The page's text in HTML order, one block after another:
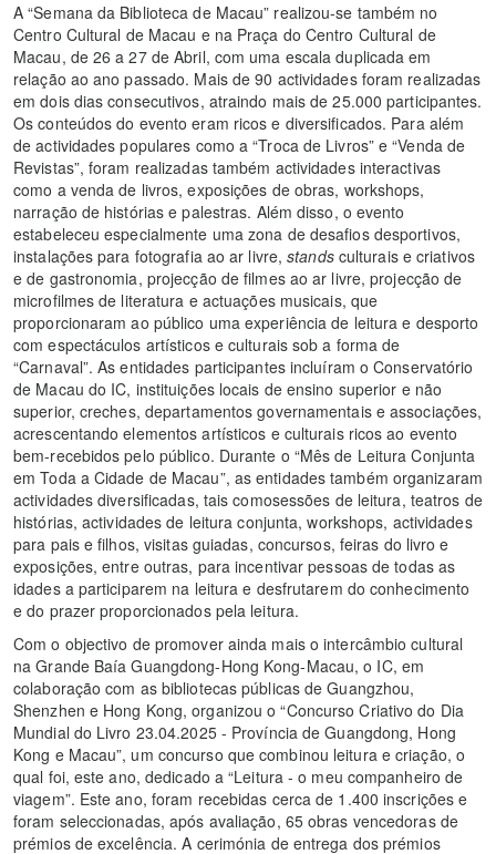
A “Semana da Biblioteca de Macau” realizou-se também no
Centro Cultural de Macau e na Praça do Centro Cultural de
Macau, de 26 a 27 de Abril, com uma escala duplicada em
relação ao ano passado. Mais de 90 actividades foram realizadas
em dois dias consecutivos, atraindo mais de 25.000 participantes.
Os conteúdos do evento eram ricos e diversificados. Para além
de actividades populares como a “Troca de Livros” e “Venda de
Revistas”, foram realizadas também actividades interactivas
como a venda de livros, exposições de obras, workshops,
narração de histórias e palestras. Além disso, o evento
estabeleceu especialmente uma zona de desafios desportivos,
instalações para fotografia ao ar livre,standsculturais e criativos
e de gastronomia, projecção de filmes ao ar livre, projecção de
microfilmes de literatura e actuações musicais, que
proporcionaram ao público uma experiência de leitura e desporto
com espectáculos artísticos e culturais sob a forma de
“Carnaval”. As entidades participantes incluíram o Conservatório
de Macau do IC, instituições locais de ensino superior e não
superior, creches, departamentos governamentais e associações,
acrescentando elementos artísticos e culturais ricos ao evento
bem-recebidos pelo público. Durante o “Mês de Leitura Conjunta
em Toda a Cidade de Macau”, as entidades também organizaram
actividades diversificadas, tais comosessões de leitura, teatros de
histórias, actividades de leitura conjunta, workshops, actividades
para pais e filhos, visitas guiadas, concursos, feiras do livro e
exposições, entre outras, para incentivar pessoas de todas as
idades a participarem na leitura e desfrutarem do conhecimento
e do prazer proporcionados pela leitura.
Com o objectivo de promover ainda mais o intercâmbio cultural
na Grande Baía Guangdong-Hong Kong-Macau, o IC, em
colaboração com as bibliotecas públicas de Guangzhou,
Shenzhen e Hong Kong, organizou o “Concurso Criativo do Dia
Mundial do Livro 23.04.2025 - Província de Guangdong, Hong
Kong e Macau”, um concurso que combinou leitura e criação, o
qual foi, este ano, dedicado a “Leitura - o meu companheiro de
viagem”. Este ano, foram recebidas cerca de 1.400 inscrições e
foram seleccionadas, após avaliação, 65 obras vencedoras de
prémios de excelência. A cerimónia de entrega dos prémios